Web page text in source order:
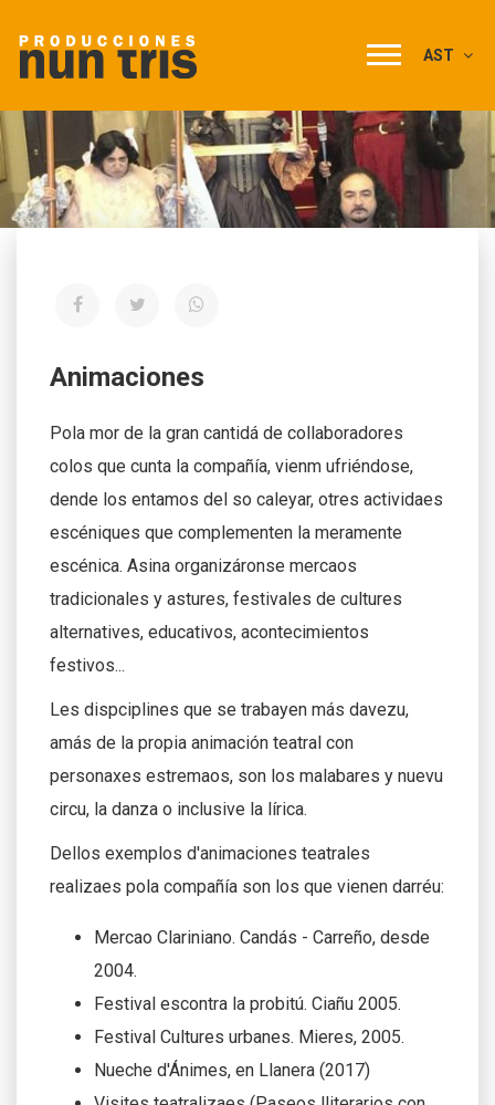
AST
Animaciones
Pola mor de la gran cantidá de collaboradores
colos que cunta la compañía, vienm ufriéndose,
dende los entamos del so caleyar, otres actividaes
escéniques que complementen la meramente
escénica. Asina organizáronse mercaos
tradicionales y astures, festivales de cultures
alternatives, educativos, acontecimientos
festivos...
Les dispciplines que se trabayen más davezu,
amás de la propia animación teatral con
personaxes estremaos, son los malabares y nuevu
circu, la danza o inclusive la lírica.
Dellos exemplos d'animaciones teatrales
realizaes pola compañía son los que vienen darréu:
Mercao Clariniano. Candás - Carreño, desde
2004.
Festival escontra la probitú. Ciañu 2005.
Festival Cultures urbanes. Mieres, 2005.
Nueche d'Ánimes, en Llanera (2017)